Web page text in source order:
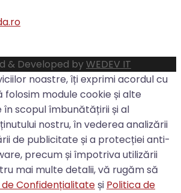
& Developed byWEDEV IT
noastre, îți exprimi acordul cu
module cookie și alte
în scopul îmbunătățirii și al
nostru, în vederea analizării
de publicitate și a protecției anti-
precum și împotriva utilizării
mai multe detalii, vă rugăm să
de Confidențialitate și Politica de